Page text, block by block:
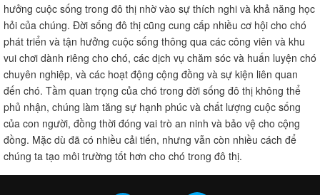
hưởng cuộc sống trong đô thị nhờ vào sự thích nghi và khả năng học
hỏi của chúng. Đời sống đô thị cũng cung cấp nhiều cơ hội cho chó
phát triển và tận hưởng cuộc sống thông qua các công viên và khu
vui chơi dành riêng cho chó, các dịch vụ chăm sóc và huấn luyện chó
chuyên nghiệp, và các hoạt động cộng đồng và sự kiện liên quan
đến chó. Tầm quan trọng của chó trong đời sống đô thị không thể
phủ nhận, chúng làm tăng sự hạnh phúc và chất lượng cuộc sống
của con người, đồng thời đóng vai trò an ninh và bảo vệ cho cộng
đồng. Mặc dù đã có nhiều cải tiến, nhưng vẫn còn nhiều cách để
chúng ta tạo môi trường tốt hơn cho chó trong đô thị.